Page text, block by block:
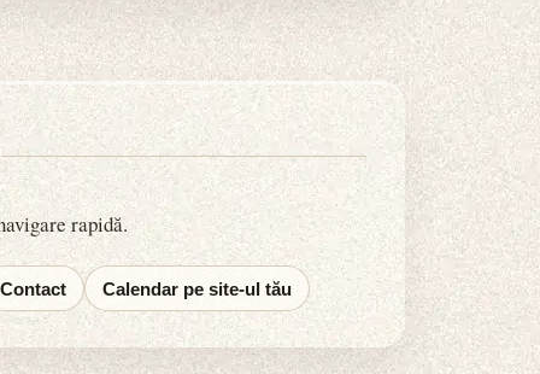
rapidă.
Contact Calendar pe site-ul tău